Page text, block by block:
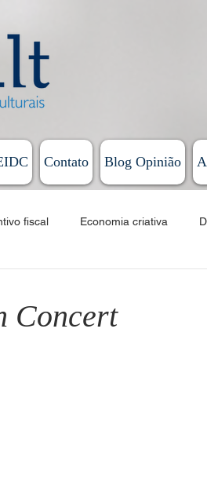
Contato Blog Opinião
fiscal Economia criativa
Concert